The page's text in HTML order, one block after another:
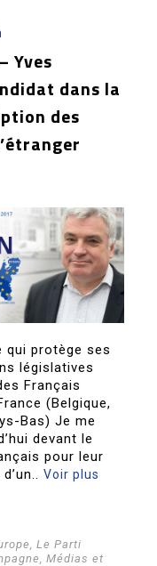
Yves
dans la
des
qui protège ses
législatives
Français
(Belgique,
Bas) Je me
devant le
pour leur
d’un..Voir plus
,Le Parti
,Médias et